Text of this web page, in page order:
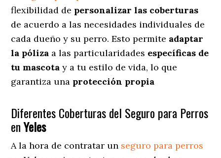
flexibilidad de personalizar las coberturas
de acuerdo a las necesidades individuales de
cada dueño y su perro. Esto permite adaptar
la póliza a las particularidades específicas de
tu mascota y a tu estilo de vida, lo que
garantiza una protección propia
Diferentes Coberturas del Seguro para Perros
en Yeles
A la hora de contratar un seguro para perros